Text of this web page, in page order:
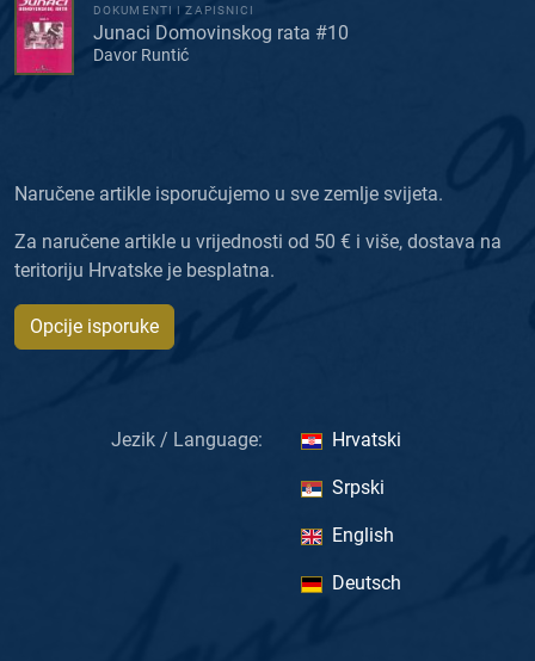
DOKUMENTI I ZAPISNICI
Junaci Domovinskog rata #10
Davor Runtić
Naručene artikle isporučujemo u sve zemlje svijeta.
Za naručene artikle u vrijednosti od 50 € i više, dostava na
teritoriju Hrvatske je besplatna.
Opcije isporuke
Jezik / Language: Hrvatski
Srpski
English
Deutsch